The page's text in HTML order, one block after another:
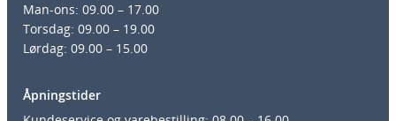
Man-ons: 09.00 – 17.00
Torsdag: 09.00 – 19.00
Lørdag: 09.00 – 15.00
Åpningstider